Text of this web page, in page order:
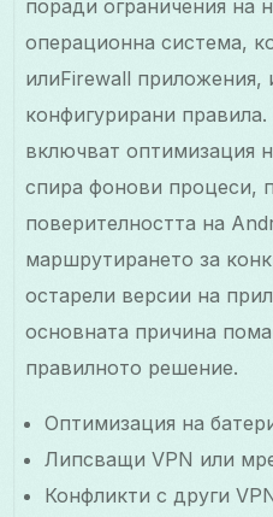
поради ограничения на
операционна система,
илиFirewall приложения,
конфигурирани
включват оптимизация
спира фонови процеси,
поверителността на
маршрутирането за
остарели версии на
основната причина
правилното решение.
Оптимизация на
Липсващи VPN или
Конфликти с други